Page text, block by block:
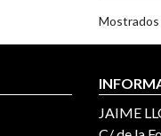
Mostrados
JAIME